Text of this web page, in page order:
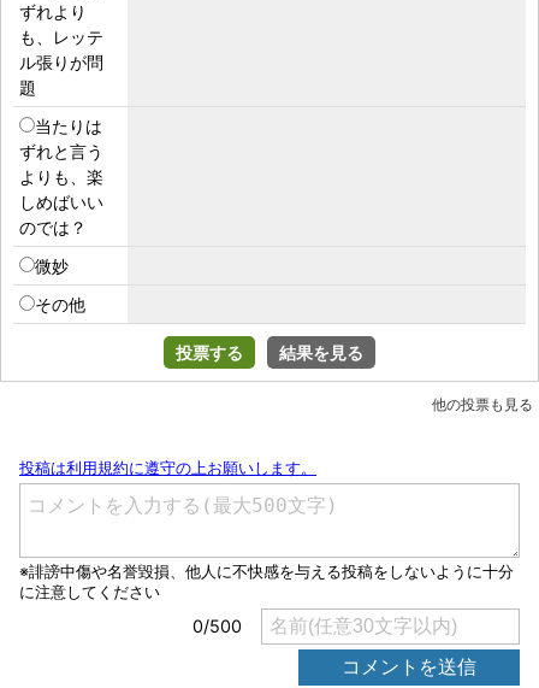
ずれより
も、レッテ
ル張りが問
題
当たりは
ずれと言う
よりも、楽
しめばいい
のでは？
微妙
その他
投票する 結果を見る
他の投票も見る